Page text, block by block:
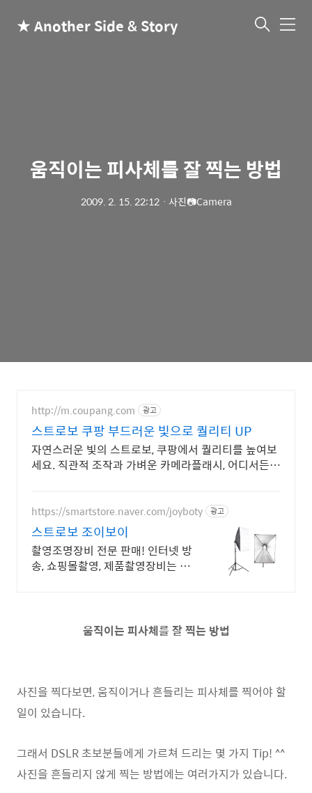
★ Another Side & Story 메
움직이는 피사체를 잘 찍는 방법
2009. 2. 15. 22:12ㆍ 사진📷Camera
http://m.coupang.com 광고
스트로보 쿠팡 부드러운 빛으로 퀄리티 UP
자연스러운 빛의 스트로보, 쿠팡에서 퀄리티를 높여보
세요. 직관적 조작과 가벼운 카메라플래시, 어디서든
https://smartstore.naver.com/joyboty 광고
스트로보 조이보이
촬영조명장비 전문 판매! 인터넷 방
송, 쇼핑몰촬영, 제품촬영장비는 조
움직이는 피사체를 잘 찍는 방법
사진을 찍다보면, 움직이거나 흔들리는 피사체를 찍어야 할
일이 있습니다.
그래서 DSLR 초보분들에게 가르쳐 드리는 몇 가지 Tip! ^^
사진을 흔들리지 않게 찍는 방법에는 여러가지가 있습니다.